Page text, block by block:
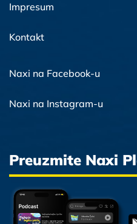
Impresum
Kontakt
Naxi na Facebook-u
Naxi na Instagram-u
Preuzmite Naxi